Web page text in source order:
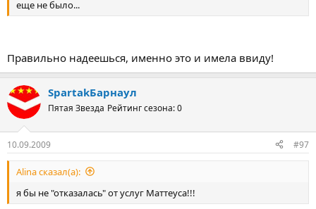
еще не было...
Правильно надеешься, именно это и имела ввиду!
SpartakБарнаул
Пятая Звезда Рейтинг сезона: 0
10.09.2009 #97
Alina сказал(а):
я бы не "отказалась" от услуг Маттеуса!!!